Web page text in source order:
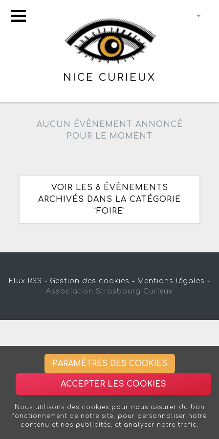
NICE CURIEUX
AUCUN ÉVÈNEMENT ANNONCÉ
POUR LE MOMENT
VOIR LES 8 ÉVÈNEMENTS
ARCHIVÉS DANS LA CATÉGORIE
'FOIRE'
Flux RSS - Gestion des cookies - Mentions légales -
Association Strasbourg Curieux
PARAMÈTRES DES COOKIES
ACCEPTER LES COOKIES
Nous utilisons des cookies pour nous assurer du bon
fonctionnement de notre site, pour personnaliser notre
contenu et nos publicités, et analyser notre trafic.